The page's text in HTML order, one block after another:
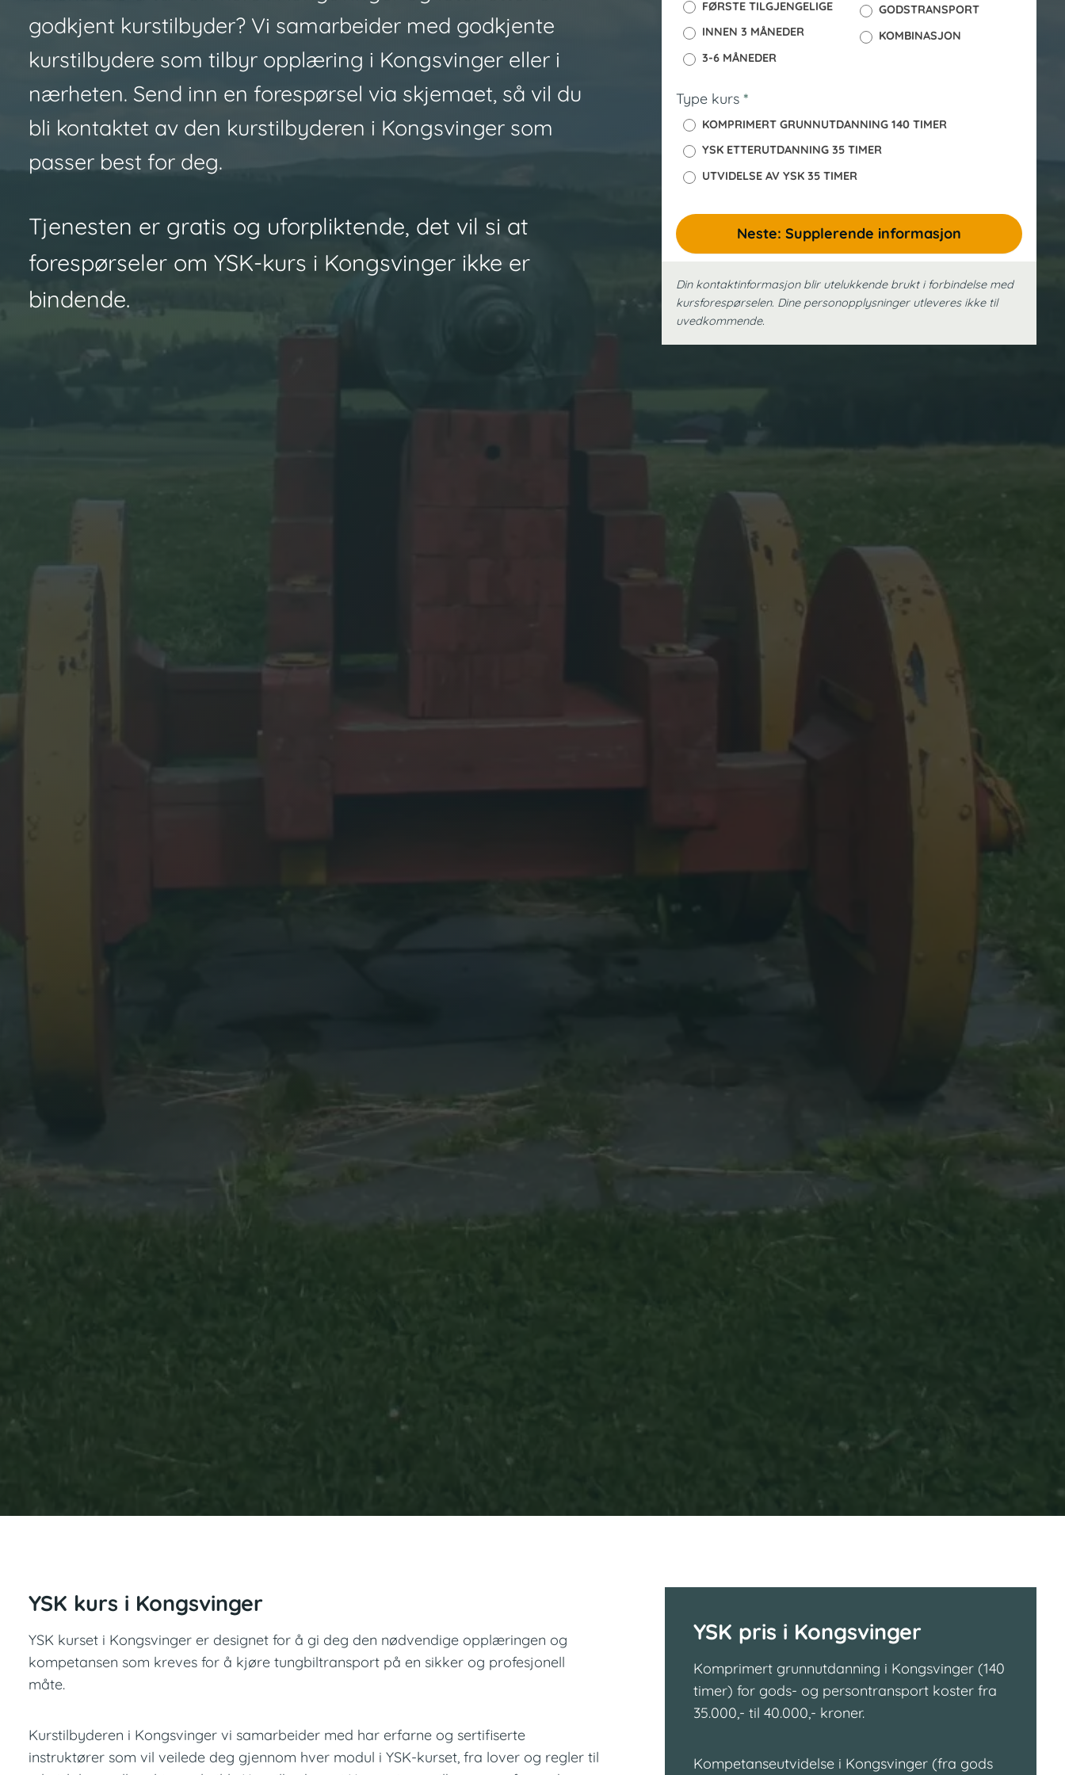
godkjent kurstilbyder? Vi samarbeider med godkjente
kurstilbydere som tilbyr opplæring i Kongsvinger eller i
nærheten. Send inn en forespørsel via skjemaet, så vil du
bli kontaktet av den kurstilbyderen i Kongsvinger som
passer best for deg.
Tjenesten er gratis og uforpliktende, det vil si at
forespørseler om YSK-kurs i Kongsvinger ikke er
bindende.
_
y
FØRSTE TILGJENGELIGE
INNEN 3 MÅNEDER
3-6 MÅNEDER
GODSTRANSPORT
KOMBINASJON
Type kurs*
KOMPRIMERT GRUNNUTDANNING 140 TIMER
YSK ETTERUTDANNING 35 TIMER
UTVIDELSE AV YSK 35 TIMER
Neste: Supplerende informasjon
Din kontaktinformasjon blir utelukkende brukt i forbindelse med
kursforespørselen. Dine person­opplysninger utleveres ikke til
uvedkommende.
YSK kurs i Kongsvinger
YSK kurset i Kongsvinger er designet for å gi deg den nødvendige opplæringen og
kompetansen som kreves for å kjøre tungbiltransport på en sikker og profesjonell
måte.
Kurstilbyderen i Kongsvinger vi samarbeider med har erfarne og sertifiserte
instruktører som vil veilede deg gjennom hver modul i YSK-kurset, fra lover og regler til
YSK pris i Kongsvinger
Komprimert grunnutdanning i Kongsvinger (140
timer) for gods- og persontransport koster fra
35.000,- til 40.000,- kroner.
Kompetanseutvidelse i Kongsvinger (fra gods